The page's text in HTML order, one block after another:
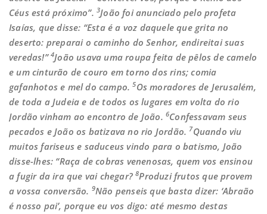
Céus está próximo”. 3João foi anunciado pelo profeta
Isaías, que disse: “Esta é a voz daquele que grita no
deserto: preparai o caminho do Senhor, endireitai suas
veredas!” 4João usava uma roupa feita de pêlos de camelo
e um cinturão de couro em torno dos rins; comia
gafanhotos e mel do campo.5Os moradores de Jerusalém,
de toda a Judeia e de todos os lugares em volta do rio
Jordão vinham ao encontro de João. 6Confessavam seus
pecados e João os batizava no rio Jordão. 7Quando viu
muitos fariseus e saduceus vindo para o batismo, João
disse-lhes: “Raça de cobras venenosas, quem vos ensinou
a fugir da ira que vai chegar?8Produzi frutos que provem
a vossa conversão. 9Não penseis que basta dizer: ‘Abraão
é nosso pai’, porque eu vos digo: até mesmo destas